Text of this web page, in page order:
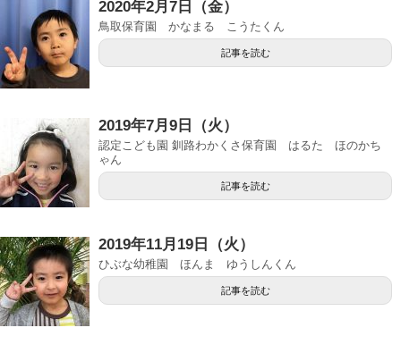
2020年2月7日（金）
鳥取保育園 かなまる こうたくん
記事を読む
2019年7月9日（火）
認定こども園 釧路わかくさ保育園 はるた ほのかち
ゃん
記事を読む
2019年11月19日（火）
ひぶな幼稚園 ほんま ゆうしんくん
記事を読む